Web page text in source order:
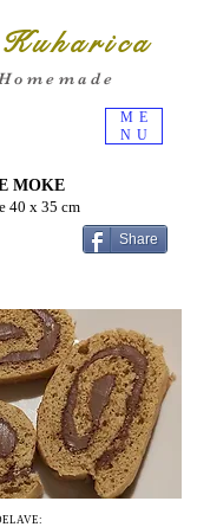
ME
NU
MOKE
40 x 35 cm
Share